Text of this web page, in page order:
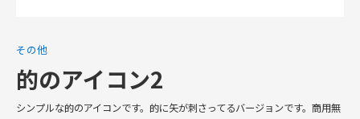
その他
的のアイコン2
シンプルな的のアイコンです。的に矢が刺さってるバージョンです。商用無